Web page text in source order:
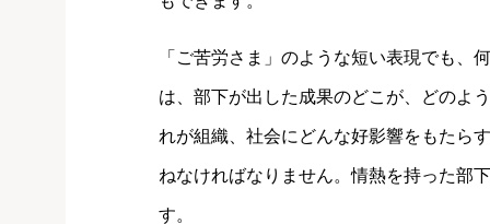
「ご苦労さま」のような短い表現でも、
は、部下が出した成果のどこが、どのよ
れが組織、社会にどんな好影響をもたら
ねなければなりません。情熱を持った部
す。